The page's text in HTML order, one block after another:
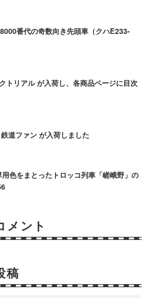
番代の奇数向き先頭車（クハE233-
トリアル が入荷し、各商品ページに目次
道ファン が入荷しました
色をまとったトロッコ列車「嵯峨野」の
メント
稿